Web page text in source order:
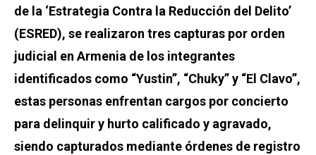
de la ‘Estrategia Contra la Reducción del Delito’
(ESRED), se realizaron tres capturas por orden
judicial en Armenia de los integrantes
identificados como “Yustin”, “Chuky” y “El Clavo”,
estas personas enfrentan cargos por concierto
para delinquir y hurto calificado y agravado,
siendo capturados mediante órdenes de registro